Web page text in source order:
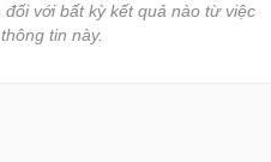
với bất kỳ kết quả nào từ việc
tin này.